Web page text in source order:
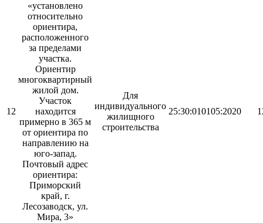
12
«установлено
относительно
ориентира,
расположенного
за пределами
участка.
Ориентир
многоквартирный
жилой дом.
Участок
находится
примерно в 365 м
от ориентира по
направлению на
юго-запад.
Почтовый адрес
ориентира:
Приморский
край, г.
Лесозаводск, ул.
Мира, 3»
Для
индивидуального
жилищного
строительства
25:30:010105:2020